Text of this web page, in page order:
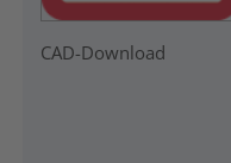
CAD-Download